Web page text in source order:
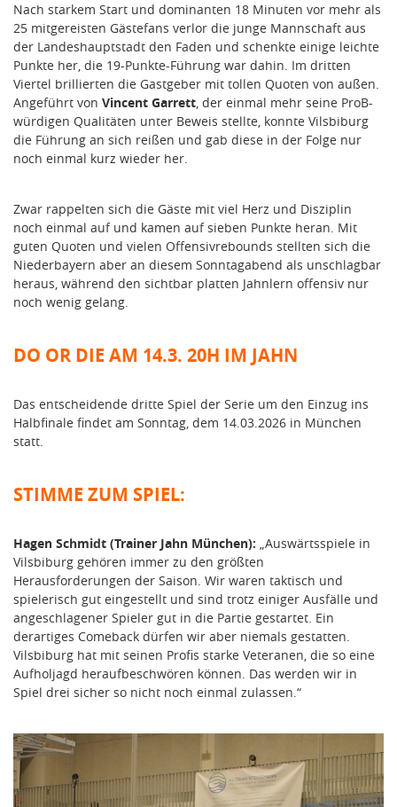
Nach starkem Start und dominanten 18 Minuten vor mehr als
25 mitgereisten Gästefans verlor die junge Mannschaft aus
der Landeshauptstadt den Faden und schenkte einige leichte
Punkte her, die 19-Punkte-Führung war dahin. Im dritten
Viertel brillierten die Gastgeber mit tollen Quoten von außen.
Angeführt von Vincent Garrett, der einmal mehr seine ProB-
würdigen Qualitäten unter Beweis stellte, konnte Vilsbiburg
die Führung an sich reißen und gab diese in der Folge nur
noch einmal kurz wieder her.
Zwar rappelten sich die Gäste mit viel Herz und Disziplin
noch einmal auf und kamen auf sieben Punkte heran. Mit
guten Quoten und vielen Offensivrebounds stellten sich die
Niederbayern aber an diesem Sonntagabend als unschlagbar
heraus, während den sichtbar platten Jahnlern offensiv nur
noch wenig gelang.
DO OR DIE AM 14.3. 20H IM JAHN
Das entscheidende dritte Spiel der Serie um den Einzug ins
Halbfinale findet am Sonntag, dem 14.03.2026 in München
statt.
STIMME ZUM SPIEL:
Hagen Schmidt (Trainer Jahn München): „Auswärtsspiele in
Vilsbiburg gehören immer zu den größten
Herausforderungen der Saison. Wir waren taktisch und
spielerisch gut eingestellt und sind trotz einiger Ausfälle und
angeschlagener Spieler gut in die Partie gestartet. Ein
derartiges Comeback dürfen wir aber niemals gestatten.
Vilsbiburg hat mit seinen Profis starke Veteranen, die so eine
Aufholjagd heraufbeschwören können. Das werden wir in
Spiel drei sicher so nicht noch einmal zulassen.“